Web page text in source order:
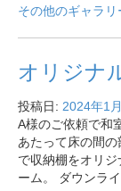
その他のギャラリ
オリジナ
投稿日: 2024年1
A様のご依頼で和
あたって床の間
で収納棚をオリ
ーム。 ダウンラ